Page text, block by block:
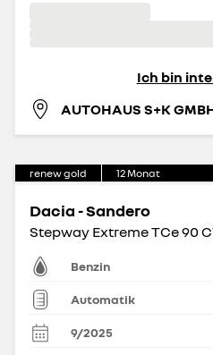
Ich bin
AUTOHAUS S+K
renew gold 12Monat
Dacia - Sandero
Stepway Extreme TCe 90
Benzin
Automatik
9/2025